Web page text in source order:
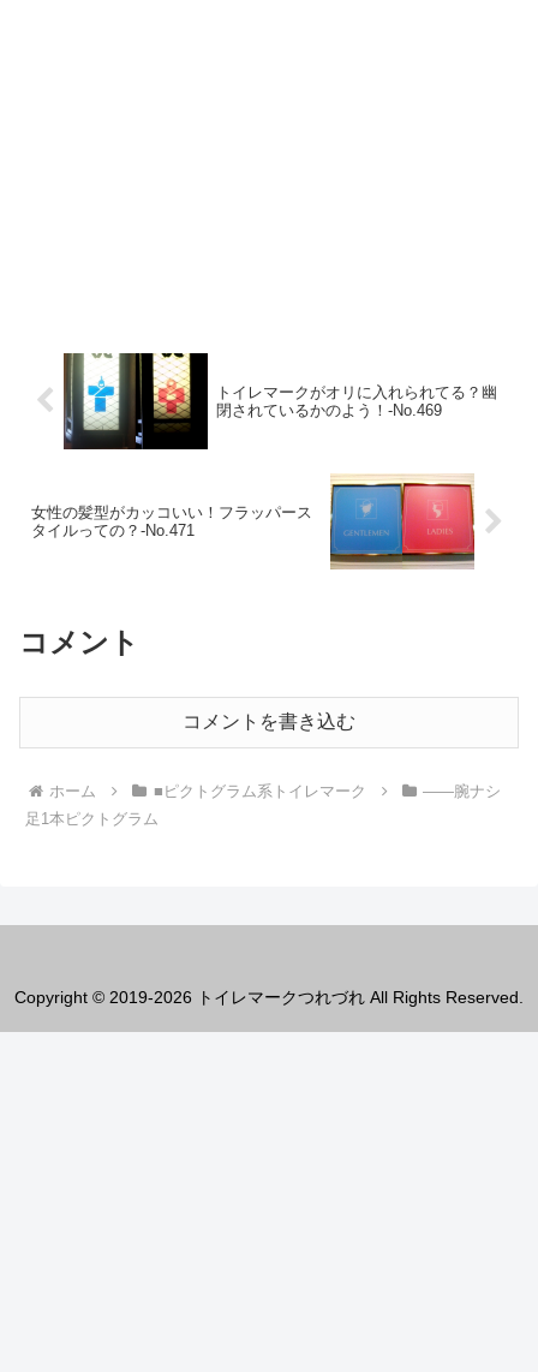
トイレマークがオリに入れられてる？幽
閉されているかのよう！‐No.469
女性の髪型がカッコいい！フラッパース
タイルっての？‐No.471
コメント
コメントを書き込む
ホーム ■ピクトグラム系トイレマーク
――腕ナシ
足1本ピクトグラム
Copyright © 2019-2026 トイレマークつれづれ All Rights Reserved.